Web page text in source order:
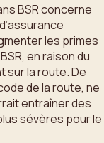
BSR concerne
les primes
en raison du
sur la route. De
de la route, ne
entraîner des
sévères pour le